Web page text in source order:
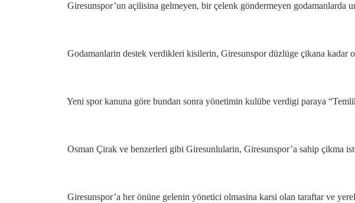
Giresunspor’un açilisina gelmeyen, bir çelenk göndermeyen godamanlarda
Godamanlarin destek verdikleri kisilerin, Giresunspor düzlüge çikana
Yeni spor kanuna göre bundan sonra yönetimin kulübe verdigi paraya
Osman Çirak ve benzerleri gibi Giresunlularin, Giresunspor’a sahip çikma
Giresunspor’a her önüne gelenin yönetici olmasina karsi olan taraftar ve